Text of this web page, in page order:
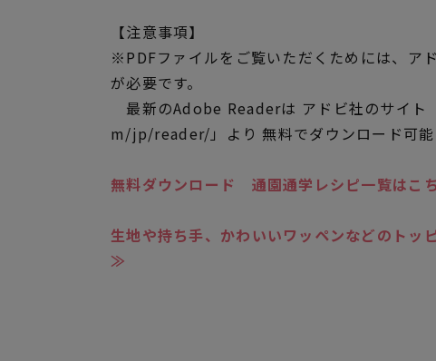
【注意事項】
※PDFファイルをご覧いただくためには、ア
が必要です。
最新のAdobe Readerは アドビ社のサイ
m/jp/reader/」より 無料でダウンロード可能
無料ダウンロード 通園通学レシピ一覧はこ
生地や持ち手、かわいいワッペンなどのトッ
≫